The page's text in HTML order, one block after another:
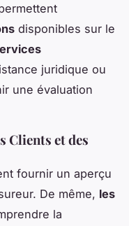
disponibles sur le
juridique ou
une évaluation
Clients et des
fournir un aperçu
De même, les
la